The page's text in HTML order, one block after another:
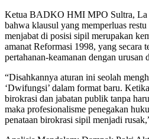
Ketua BADKO HMI MPO Sultra, La
bahwa klausul yang memperluas
menjabat di posisi sipil merupakan
amanat Reformasi 1998, yang secara
pertahanan-keamanan dengan urusan
“Disahkannya aturan ini seolah
‘Dwifungsi’ dalam format baru.
birokrasi dan jabatan publik tanpa
maka profesionalisme penegakan
penataan birokrasi sipil menjadi